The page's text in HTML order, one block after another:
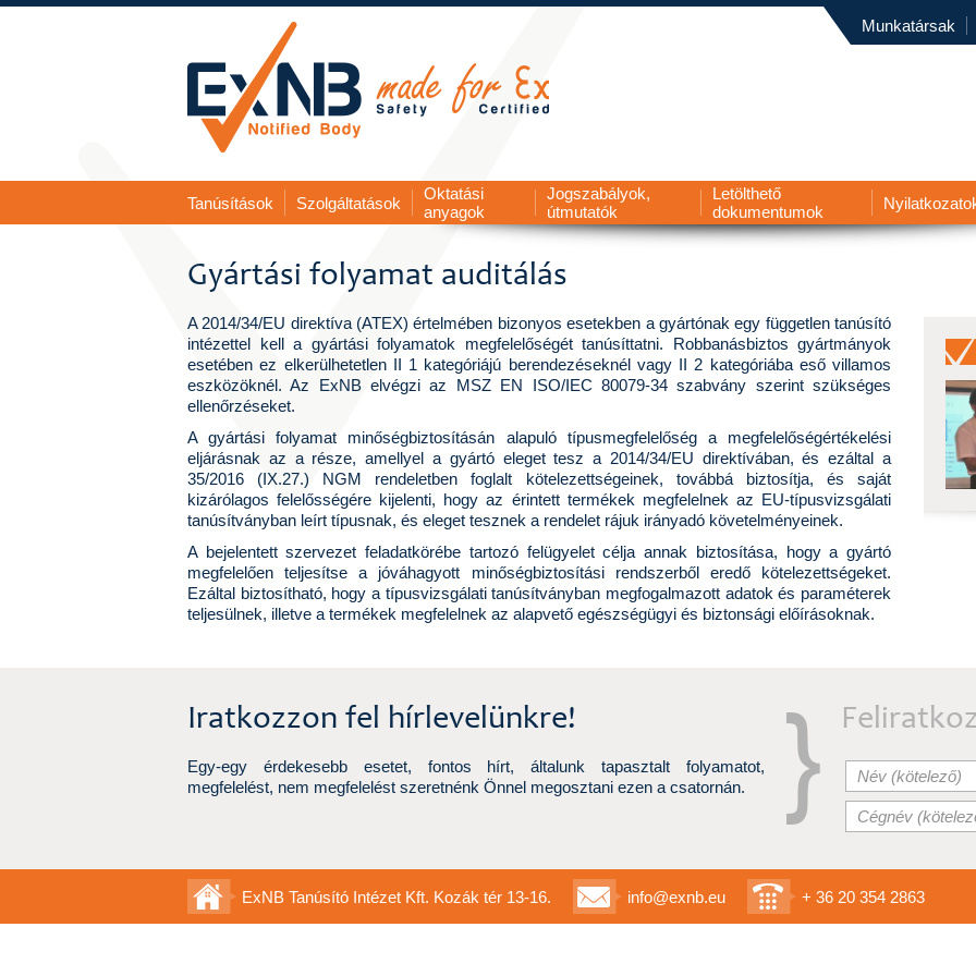
Munkatársak
Tanúsítások Szolgáltatások
Oktatási
anyagok
Jogszabályok,
útmutatók
Letölthető
dokumentumok
Gyártási folyamat auditálás
A 2014/34/EU direktíva (ATEX) értelmében bizonyos esetekben a gyártónak egy független tanúsító
intézettel kell a gyártási folyamatok megfelelőségét tanúsíttatni. Robbanásbiztos gyártmányok
esetében ez elkerülhetetlen II 1 kategóriájú berendezéseknél vagy II 2 kategóriába eső villamos
eszközöknél. Az ExNB elvégzi az MSZ EN ISO/IEC 80079-34 szabvány szerint szükséges
ellenőrzéseket.
A gyártási folyamat minőségbiztosításán alapuló típusmegfelelőség a megfelelőségértékelési
eljárásnak az a része, amellyel a gyártó eleget tesz a 2014/34/EU direktívában, és ezáltal a
35/2016 (IX.27.) NGM rendeletben foglalt kötelezettségeinek, továbbá biztosítja, és saját
kizárólagos felelősségére kijelenti, hogy az érintett termékek megfelelnek az EU-típusvizsgálati
tanúsítványban leírt típusnak, és eleget tesznek a rendelet rájuk irányadó követelményeinek.
A bejelentett szervezet feladatkörébe tartozó felügyelet célja annak biztosítása, hogy a gyártó
megfelelően teljesítse a jóváhagyott minőségbiztosítási rendszerből eredő kötelezettségeket.
Ezáltal biztosítható, hogy a típusvizsgálati tanúsítványban megfogalmazott adatok és paraméterek
teljesülnek, illetve a termékek megfelelnek az alapvető egészségügyi és biztonsági előírásoknak.
Iratkozzon fel hírlevelünkre!
Egy-egy érdekesebb esetet, fontos hírt, általunk tapasztalt folyamatot,
megfelelést, nem megfelelést szeretnénk Önnel megosztani ezen a csatornán.
ExNB Tanúsító Intézet Kft. Kozák tér 13-16. info@exnb.eu + 36 20 354 2863